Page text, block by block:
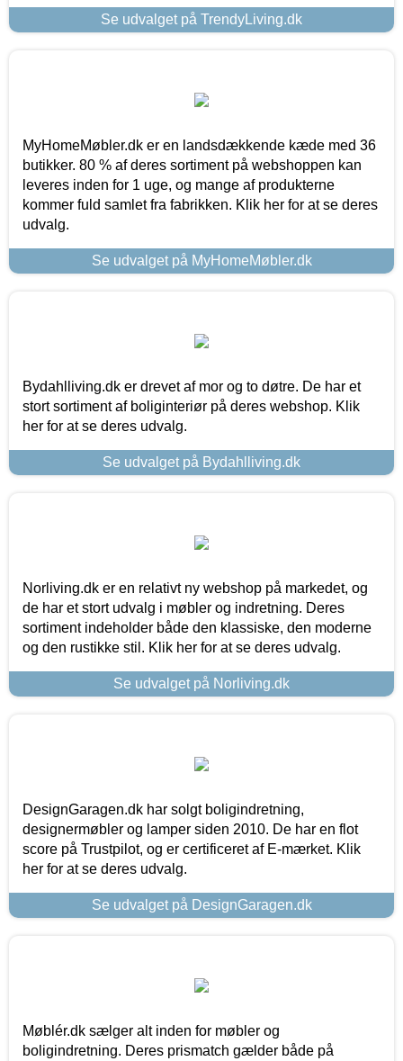
Se udvalget på TrendyLiving.dk
MyHomeMøbler.dk er en landsdækkende kæde med 36
butikker. 80 % af deres sortiment på webshoppen kan
leveres inden for 1 uge, og mange af produkterne
kommer fuld samlet fra fabrikken. Klik her for at se deres
udvalg.
Se udvalget på MyHomeMøbler.dk
Bydahlliving.dk er drevet af mor og to døtre. De har et
stort sortiment af boliginteriør på deres webshop. Klik
her for at se deres udvalg.
Se udvalget på Bydahlliving.dk
Norliving.dk er en relativt ny webshop på markedet, og
de har et stort udvalg i møbler og indretning. Deres
sortiment indeholder både den klassiske, den moderne
og den rustikke stil. Klik her for at se deres udvalg.
Se udvalget på Norliving.dk
DesignGaragen.dk har solgt boligindretning,
designermøbler og lamper siden 2010. De har en flot
score på Trustpilot, og er certificeret af E-mærket. Klik
her for at se deres udvalg.
Se udvalget på DesignGaragen.dk
Møblér.dk sælger alt inden for møbler og
boligindretning. Deres prismatch gælder både på